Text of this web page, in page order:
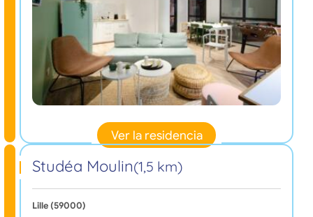
Ver la residencia
Studéa Moulin(1,5 km)
Lille (59000)